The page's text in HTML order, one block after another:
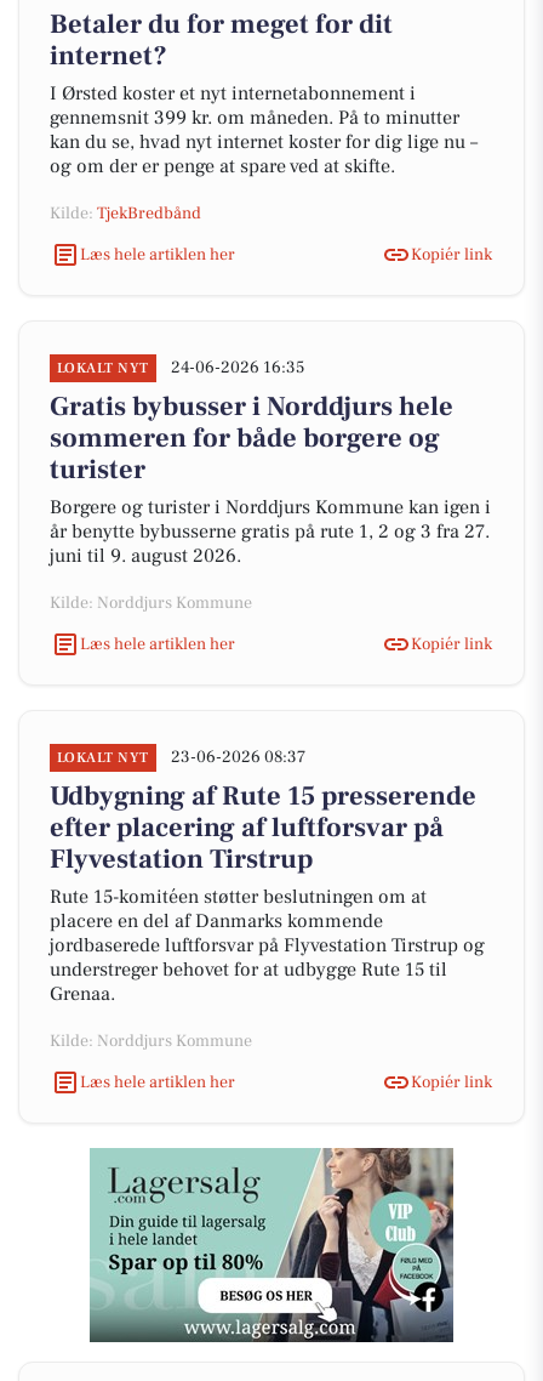
Betaler du for meget for dit
internet?
I Ørsted koster et nyt internetabonnement i
gennemsnit 399 kr. om måneden. På to minutter
kan du se, hvad nyt internet koster for dig lige nu –
og om der er penge at spare ved at skifte.
Kilde: TjekBredbånd
Læs hele artiklen her
Kopiér link
LOKALT NYT 24-06-2026 16:35
Gratis bybusser i Norddjurs hele
sommeren for både borgere og
turister
Borgere og turister i Norddjurs Kommune kan igen i
år benytte bybusserne gratis på rute 1, 2 og 3 fra 27.
juni til 9. august 2026.
Kilde: Norddjurs Kommune
Læs hele artiklen her
Kopiér link
LOKALT NYT 23-06-2026 08:37
Udbygning af Rute 15 presserende
efter placering af luftforsvar på
Flyvestation Tirstrup
Rute 15-komitéen støtter beslutningen om at
placere en del af Danmarks kommende
jordbaserede luftforsvar på Flyvestation Tirstrup og
understreger behovet for at udbygge Rute 15 til
Grenaa.
Kilde: Norddjurs Kommune
Læs hele artiklen her
Kopiér link